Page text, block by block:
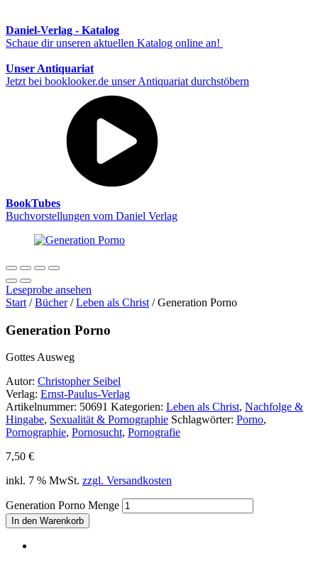
Daniel-Verlag - Katalog
Schaue dir unseren aktuellen Katalog online an!
Unser Antiquariat
Jetzt bei booklooker.de unser Antiquariat durchstöbern
BookTubes
Buchvorstellungen vom Daniel Verlag
Leseprobe ansehen
Start /Bücher/Leben als Christ / Generation Porno
Generation Porno
Gottes Ausweg
Autor: Christopher Seibel
Verlag: Ernst-Paulus-Verlag
Artikelnummer: 50691 Kategorien: Leben als Christ, Nachfolge &
Hingabe, Sexualität & Pornographie Schlagwörter: Porno,
Pornographie, Pornosucht, Pornografie
7,50 €
inkl. 7 % MwSt. zzgl. Versandkosten
Generation Porno Menge
In den Warenkorb